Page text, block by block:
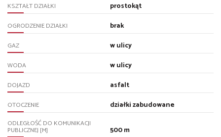
KSZTAŁT DZIAŁKI prostokąt
OGRODZENIE DZIAŁKI brak
GAZ w ulicy
WODA w ulicy
DOJAZD asfalt
OTOCZENIE działki zabudowane
ODLEGŁOŚĆ DO KOMUNIKACJI
PUBLICZNEJ [M] 500 m